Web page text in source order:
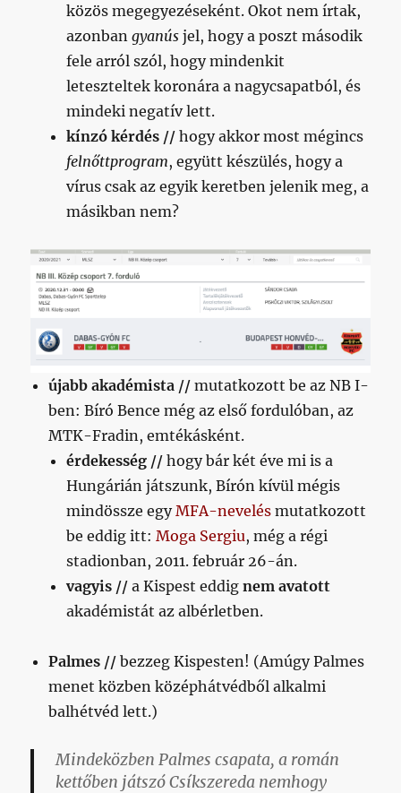
közös megegyezéseként. Okot nem írtak,
azonbangyanús jel, hogy a poszt második
fele arról szól, hogy mindenkit
leteszteltek koronára a nagycsapatból, és
mindeki negatív lett.
kínzó kérdés // hogy akkor most mégincs
felnőttprogram, együtt készülés, hogy a
vírus csak az egyik keretben jelenik meg, a
másikban nem?
újabb akadémista // mutatkozott be az NB I-
ben: Bíró Bence még az első fordulóban, az
MTK-Fradin, emtékásként.
érdekesség // hogy bár két éve mi is a
Hungárián játszunk, Bírón kívül mégis
mindössze egyMFA-nevelés mutatkozott
be eddig itt:Moga Sergiu, még a régi
stadionban, 2011. február 26-án.
vagyis // a Kispest eddignem avatott
akadémistát az albérletben.
Palmes // bezzeg Kispesten! (Amúgy Palmes
menet közben középhátvédből alkalmi
balhétvéd lett.)
Mindeközben Palmes csapata, a román
kettőben játszó Csíkszereda nemhogy